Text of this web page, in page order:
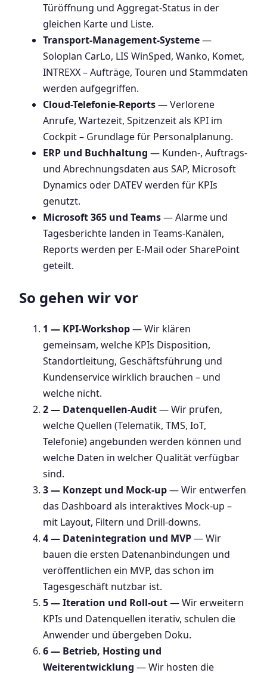
Türöffnung und Aggregat-Status in der
gleichen Karte und Liste.
Transport-Management-Systeme—
Soloplan CarLo, LIS WinSped, Wanko, Komet,
INTREXX – Aufträge, Touren und Stammdaten
werden aufgegriffen.
Cloud-Telefonie-Reports— Verlorene
Anrufe, Wartezeit, Spitzenzeit als KPI im
Cockpit – Grundlage für Personalplanung.
ERP und Buchhaltung — Kunden-, Auftrags-
und Abrechnungsdaten aus SAP, Microsoft
Dynamics oder DATEV werden für KPIs
genutzt.
Microsoft 365 und Teams— Alarme und
Tagesberichte landen in Teams-Kanälen,
Reports werden per E-Mail oder SharePoint
geteilt.
So gehen wir vor
1 — KPI-Workshop— Wir klären
gemeinsam, welche KPIs Disposition,
Standortleitung, Geschäftsführung und
Kundenservice wirklich brauchen – und
welche nicht.
2 — Datenquellen-Audit— Wir prüfen,
welche Quellen (Telematik, TMS, IoT,
Telefonie) angebunden werden können und
welche Daten in welcher Qualität verfügbar
sind.
3 — Konzept und Mock-up— Wir entwerfen
das Dashboard als interaktives Mock-up –
mit Layout, Filtern und Drill-downs.
4 — Datenintegration und MVP— Wir
bauen die ersten Datenanbindungen und
veröffentlichen ein MVP, das schon im
Tagesgeschäft nutzbar ist.
5 — Iteration und Roll-out— Wir erweitern
KPIs und Datenquellen iterativ, schulen die
Anwender und übergeben Doku.
6 — Betrieb, Hosting und
Weiterentwicklung — Wir hosten die